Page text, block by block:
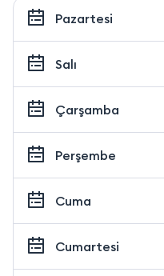
Pazartesi
Salı
Çarşamba
Perşembe
Cuma
Cumartesi